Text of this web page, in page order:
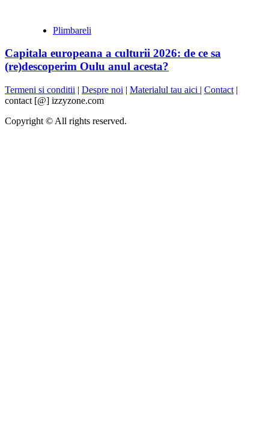
Plimbareli
Capitala europeana a culturii 2026: de ce sa
(re)descoperim Oulu anul acesta?
Termeni si conditii | Despre noi | Materialul tau aici | Contact |
contact [@] izzyzone.com
Copyright © All rights reserved.